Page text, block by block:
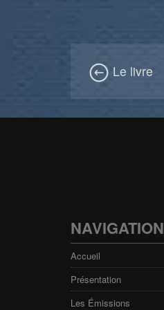
Le livre
NAVIGATION
Accueil
Présentation
Les Émissions